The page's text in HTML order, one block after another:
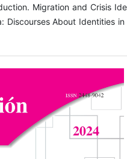
Migration and Crisis
Discourses About Identities